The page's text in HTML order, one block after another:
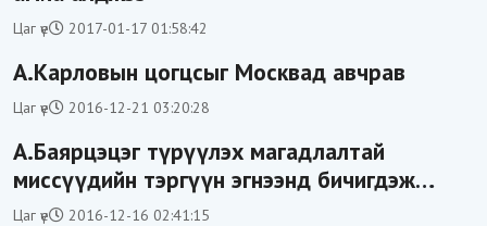
Цаг үе 2017-01-17 01:58:42
А.Карловын цогцсыг Москвад авчрав
Цаг үе 2016-12-21 03:20:28
А.Баярцэцэг түрүүлэх магадлалтай
миссүүдийн тэргүүн эгнээнд бичигдэж
байна
Цаг үе 2016-12-16 02:41:15